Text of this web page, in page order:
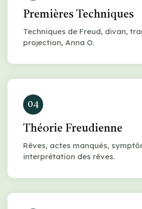
Premières Techniques
Techniques de Freud, divan,
projection, Anna O.
04
Théorie Freudienne
Rêves, actes manqués,
interprétation des rêves.